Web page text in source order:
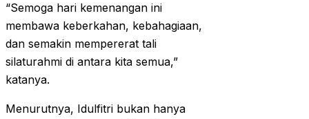
“Semoga hari kemenangan ini
membawa keberkahan, kebahagiaan,
dan semakin mempererat tali
silaturahmi di antara kita semua,”
katanya.
Menurutnya, Idulfitri bukan hanya